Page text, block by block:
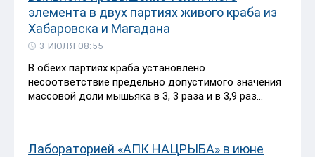
элемента в двух партиях живого краба из
Хабаровска и Магадана
3 ИЮЛЯ 08:55
В обеих партиях краба установлено
несоответствие предельно допустимого значения
массовой доли мышьяка в 3, 3 раза и в 3,9 раз...
Лабораторией «АПК НАЦРЫБА» в июне